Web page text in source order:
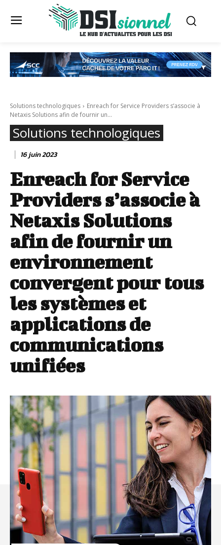
Solutions technologiques
Enreach for Service Providers s’associe à
Netaxis Solutions afin de fournir un...
Solutions technologiques
16 juin 2023
Enreach for Service
Providers s’associe à
Netaxis Solutions
afin de fournir un
environnement
convergent pour tous
les systèmes et
applications de
communications
unifiées